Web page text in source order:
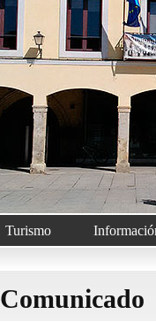
Turismo
Comunicado